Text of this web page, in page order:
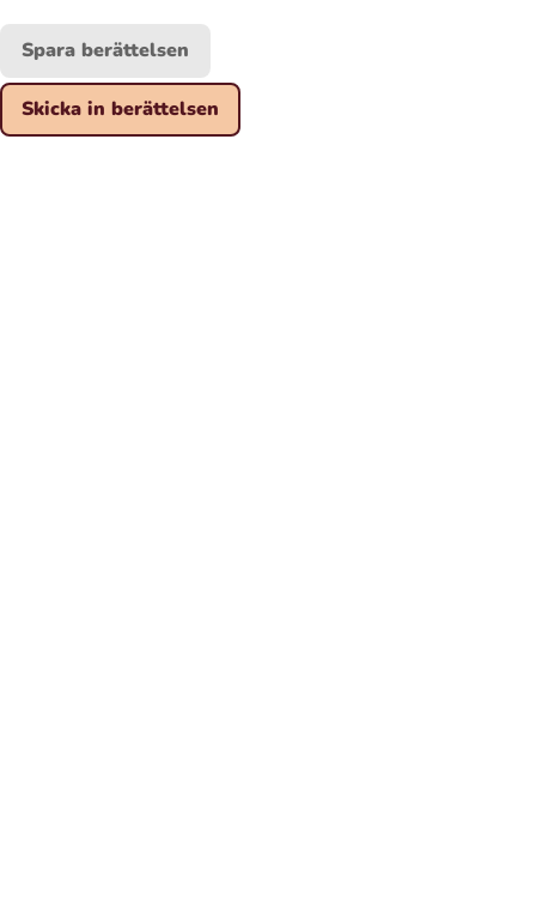
Spara berättelsen
Skicka in berättelsen